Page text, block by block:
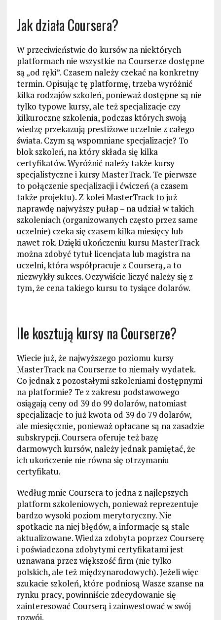
Jak działa Coursera?
W przeciwieństwie do kursów na niektórych
platformach nie wszystkie na Courserze dostępne
są „od ręki”. Czasem należy czekać na konkretny
termin. Opisując tę platformę, trzeba wyróżnić
kilka rodzajów szkoleń, ponieważ dostępne są nie
tylko typowe kursy, ale też specjalizacje czy
kilkuroczne szkolenia, podczas których swoją
wiedzę przekazują prestiżowe uczelnie z całego
świata. Czym są wspomniane specjalizacje? To
blok szkoleń, na który składa się kilka
certyfikatów. Wyróżnić należy także kursy
specjalistyczne i kursy MasterTrack. Te pierwsze
to połączenie specjalizacji i ćwiczeń (a czasem
także projektu). Z kolei MasterTrack to już
naprawdę najwyższy pułap – na udział w takich
szkoleniach (organizowanych często przez same
uczelnie) czeka się czasem kilka miesięcy lub
nawet rok. Dzięki ukończeniu kursu MasterTrack
można zdobyć tytuł licencjata lub magistra na
uczelni, która współpracuje z Courserą, a to
niezwykły sukces. Oczywiście liczyć należy się z
tym, że cena takiego kursu to tysiące dolarów.
Ile kosztują kursy na Courserze?
Wiecie już, że najwyższego poziomu kursy
MasterTrack na Courserze to niemały wydatek.
Co jednak z pozostałymi szkoleniami dostępnymi
na platformie? Te z zakresu podstawowego
osiągają ceny od 39 do 99 dolarów, natomiast
specjalizacje to już kwota od 39 do 79 dolarów,
ale miesięcznie, ponieważ opłacane są na zasadzie
subskrypcji. Coursera oferuje też bazę
darmowych kursów, należy jednak pamiętać, że
ich ukończenie nie równa się otrzymaniu
certyfikatu.
Według mnie Coursera to jedna z najlepszych
platform szkoleniowych, ponieważ reprezentuje
bardzo wysoki poziom merytoryczny. Nie
spotkacie na niej błędów, a informacje są stale
aktualizowane. Wiedza zdobyta poprzez Courserę
i poświadczona zdobytymi certyfikatami jest
uznawana przez większość firm (nie tylko
polskich, ale też międzynarodowych). Jeżeli więc
szukacie szkoleń, które podniosą Wasze szanse na
rynku pracy, powinniście zdecydowanie się
zainteresować Courserą i zainwestować w swój
rozwój.